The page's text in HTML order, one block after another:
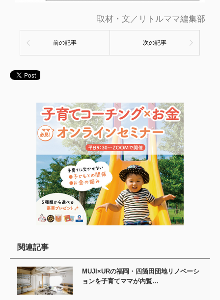
取材・文／リトルママ編集部
前の記事 次の記事
関連記事
MUJI×URの福岡・四箇田団地リノベーシ
ョンを子育てママが内覧…